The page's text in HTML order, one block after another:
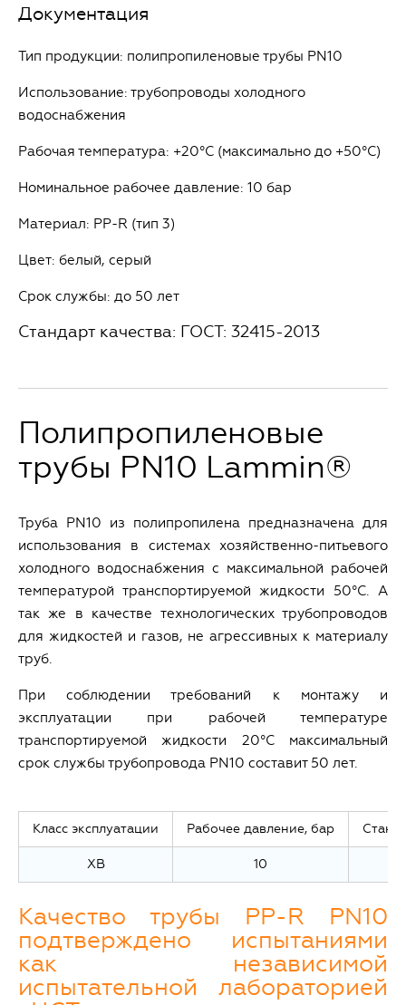
Документация
Тип продукции: полипропиленовые трубы PN10
Использование: трубопроводы холодного
водоснабжения
Рабочая температура: +20°С (максимально до +50°С)
Номинальное рабочее давление: 10 бар
Материал: PP-R (тип 3)
Цвет: белый, серый
Срок службы: до 50 лет
Стандарт качества: ГОСТ: 32415-2013
Полипропиленовые
трубы PN10 Lammin®
Труба PN10 из полипропилена предназначена для
использования в системах хозяйственно-питьевого
холодного водоснабжения с максимальной рабочей
температурой транспортируемой жидкости 50°С. А
так же в качестве технологических трубопроводов
для жидкостей и газов, не агрессивных к материалу
труб.
При соблюдении требований к монтажу и
эксплуатации при рабочей температуре
транспортируемой жидкости 20°С максимальный
срок службы трубопровода PN10 составит 50 лет.
Класс эксплуатации Рабочее давление, бар
ХВ 10
Качество трубы PP-R PN10
подтверждено испытаниями
как независимой
испытательной лабораторией